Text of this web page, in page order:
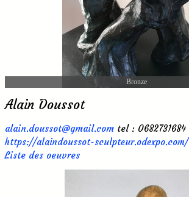
Bronze
Alain Doussot
alain.doussot@gmail.com tel : 0682731684
https://alaindoussot-sculpteur.odexpo.com/
Liste des oeuvres